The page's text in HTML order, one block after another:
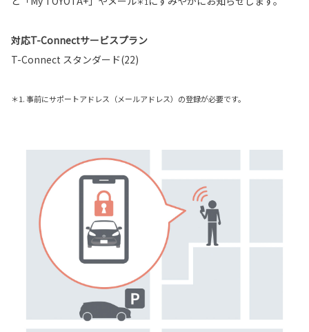
対応T-Connectサービスプラン
T-Connect スタンダード(22)
＊1. 事前にサポートアドレス（メールアドレス）の登録が必要です。